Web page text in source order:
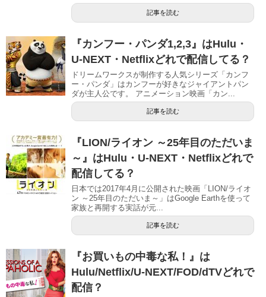
記事を読む
『カンフー・パンダ1,2,3』はHulu・
U-NEXT・Netflixどれで配信してる？
ドリームワークスが制作する人気シリーズ「カンフ
ー・パンダ」はカンフーが好きなジャイアントパン
ダが主人公です。 アニメーション映画「カン...
記事を読む
『LION/ライオン ～25年目のただいま
～』はHulu・U-NEXT・Netflixどれで
配信してる？
日本では2017年4月に公開された映画「LION/ライオ
ン ～25年目のただいま～」はGoogle Earthを使って
家族と再開する実話が元...
記事を読む
『お買いもの中毒な私！』は
Hulu/Netflix/U-NEXT/FOD/dTVどれで
配信？